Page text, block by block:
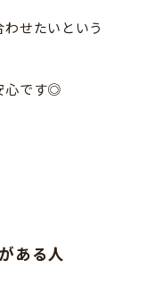
せたいという
心です◎
ある人